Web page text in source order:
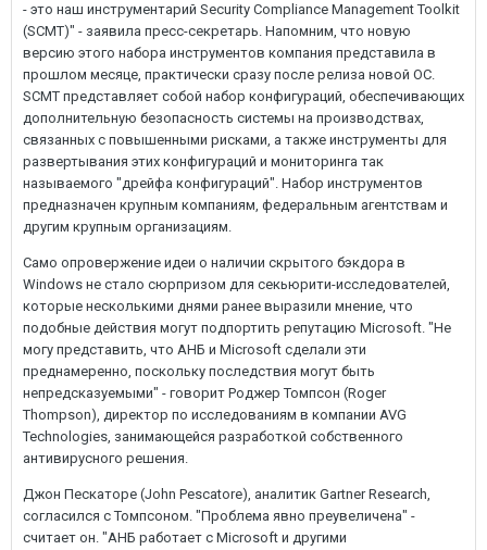
- это наш инструментарий Security Compliance Management Toolkit
(SCMT)" - заявила пресс-секретарь. Напомним, что новую
версию этого набора инструментов компания представила в
прошлом месяце, практически сразу после релиза новой ОС.
SCMT представляет собой набор конфигураций, обеспечивающих
дополнительную безопасность системы на производствах,
связанных с повышенными рисками, а также инструменты для
развертывания этих конфигураций и мониторинга так
называемого "дрейфа конфигураций". Набор инструментов
предназначен крупным компаниям, федеральным агентствам и
другим крупным организациям.
Само опровержение идеи о наличии скрытого бэкдора в
Windows не стало сюрпризом для секьюрити-исследователей,
которые несколькими днями ранее выразили мнение, что
подобные действия могут подпортить репутацию Microsoft. "Не
могу представить, что АНБ и Microsoft сделали эти
преднамеренно, поскольку последствия могут быть
непредсказуемыми" - говорит Роджер Томпсон (Roger
Thompson), директор по исследованиям в компании AVG
Technologies, занимающейся разработкой собственного
антивирусного решения.
Джон Пескаторе (John Pescatore), аналитик Gartner Research,
согласился с Томпсоном. "Проблема явно преувеличена" -
считает он. "АНБ работает с Microsoft и другими